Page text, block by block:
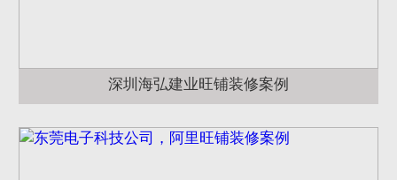
深圳海弘建业旺铺装修案例